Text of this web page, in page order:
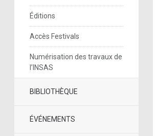
Éditions
Accès Festivals
Numérisation des travaux de
l’INSAS
BIBLIOTHÈQUE
ÉVÉNEMENTS